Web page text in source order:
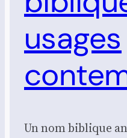
usages
Un nom biblique